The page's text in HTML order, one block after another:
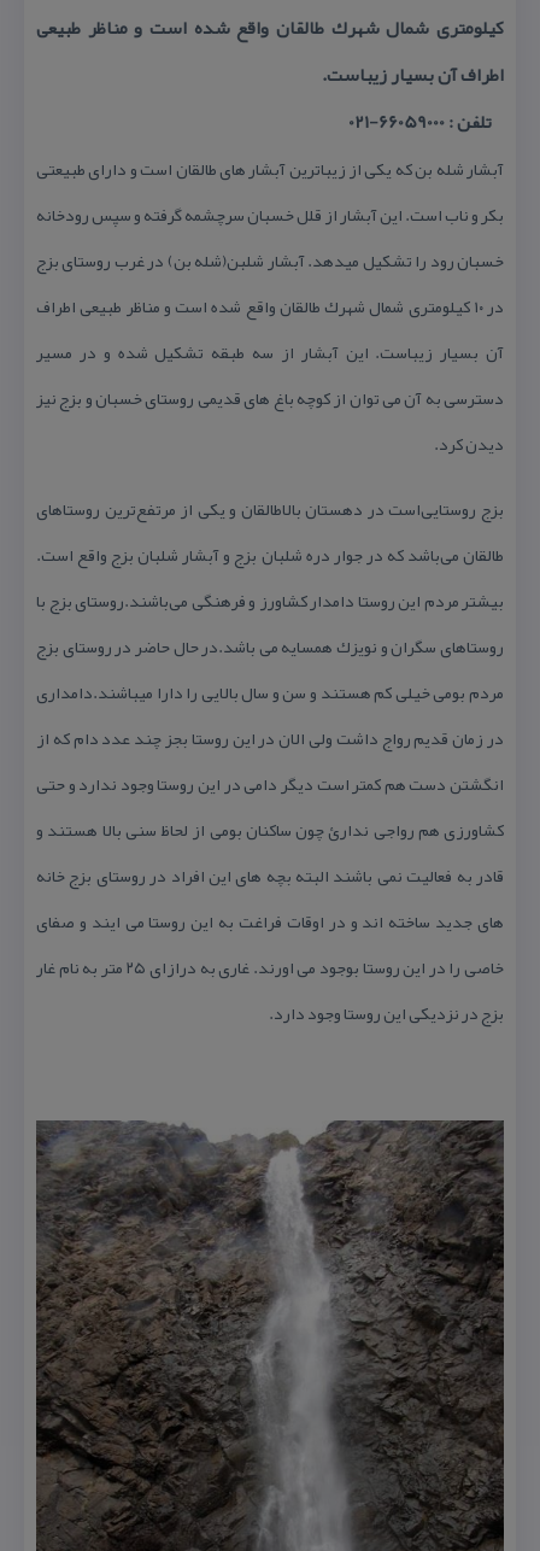
كیلومتری شمال شهرك طالقان واقع شده است و مناظر طبیعی
اطراف آن بسیار زیباست.
تلفن : 66059000-021
آبشار شله بن كه یكی از زیباترین آبشار های طالقان است و دارای طبیعتی
بكر و ناب است. این آبشار از قلل خسبان سرچشمه گرفته و سپس رودخانه
خسبان رود را تشكیل میدهد. آبشار شلبن(شله بن) در غرب روستای بزج
در ۱۰ كیلومتری شمال شهرك طالقان واقع شده است و مناظر طبیعی اطراف
آن بسیار زیباست. این آبشار از سه طبقه تشكیل شده و در مسیر
دسترسی به آن می توان از كوچه باغ های قدیمی روستای خسبان و بزج نیز
دیدن كرد.
بزج روستایی‌است در دهستان بالاطالقان و یكی از مرتفع‌ترین روستاهای
طالقان می‌باشد كه در جوار دره شلبان بزج و آبشار شلبان بزج واقع است.
بیشتر مردم این روستا دامدار كشاورز و فرهنگی می‌باشند.روستای بزج با
روستاهای سگران و نویزك همسایه می باشد.در حال حاضر در روستای بزج
مردم بومی خیلی كم هستند و سن و سال بالایی را دارا میباشند.دامداری
در زمان قدیم رواج داشت ولی الان در این روستا بجز چند عدد دام كه از
انگشتن دست هم كمتر است دیگر دامی در این روستا وجود ندارد و حتی
كشاورزی هم رواجی ندارئ چون ساكنان بومی از لحاظ سنی بالا هستند و
قادر به فعالیت نمی باشند البته بچه های این افراد در روستای بزج خانه
های جدید ساخته اند و در اوقات فراغت به این روستا می ایند و صفای
خاصی را در این روستا بوجود می اورند. غاری به درازای ۲۵ متر به نام غار
بزج در نزدیكی این روستا وجود دارد.